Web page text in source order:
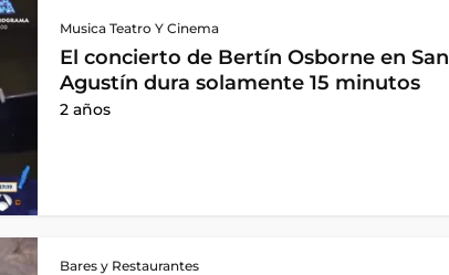
Musica Teatro Y Cinema
El concierto de Bertín Osborne en San
Agustín dura solamente 15 minutos
2 años
Bares y Restaurantes